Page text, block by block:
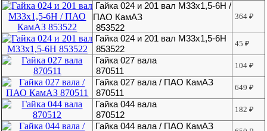
Гайка 024 и 201 вал М33х1,5-6Н /
ПАО КамАЗ
853522
364₽
Гайка 024 и 201 вал М33х1,5-6Н
853522
45₽
Гайка 027 вала
870511
104₽
Гайка 027 вала / ПАО КамАЗ
870511
649₽
Гайка 044 вала
870512
182₽
Гайка 044 вала / ПАО КамАЗ